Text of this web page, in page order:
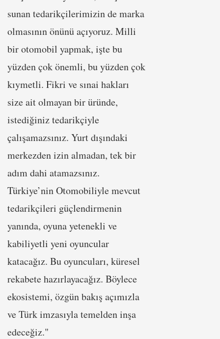
sunan tedarikçilerimizin de marka
olmasının önünü açıyoruz. Milli
bir otomobil yapmak, işte bu
yüzden çok önemli, bu yüzden çok
kıymetli. Fikri ve sınai hakları
size ait olmayan bir üründe,
istediğiniz tedarikçiyle
çalışamazsınız. Yurt dışındaki
merkezden izin almadan, tek bir
adım dahi atamazsınız.
Türkiye’nin Otomobiliyle mevcut
tedarikçileri güçlendirmenin
yanında, oyuna yetenekli ve
kabiliyetli yeni oyuncular
katacağız. Bu oyuncuları, küresel
rekabete hazırlayacağız. Böylece
ekosistemi, özgün bakış açımızla
ve Türk imzasıyla temelden inşa
edeceğiz."